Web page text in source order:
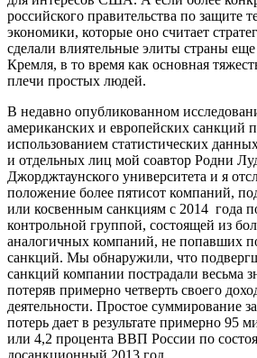
российского правительства по защите
экономики, которые оно считает
сделали влиятельные элиты страны
Кремля, в то время как основная
плечи простых людей.
В недавно опубликованном
американских и европейских санкций
использованием статистических
и отдельных лиц мой соавтор Родни
Джорджтаунского университета и я
положение более пятисот компаний,
или косвенным санкциям с 2014 года
контрольной группой, состоящей из
аналогичных компаний, не попавших
санкций. Мы обнаружили, что
санкций компании пострадали весьма
потеряв примерно четверть своего
деятельности. Простое суммирование
потерь дает в результате примерно 95
или 4,2 процента ВВП России по
досанкционный 2013 год.